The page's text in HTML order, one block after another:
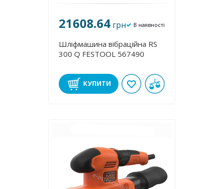
21608.64 грн В наявності
Шліфмашина вібраційна RS
300 Q FESTOOL 567490
КУПИТИ